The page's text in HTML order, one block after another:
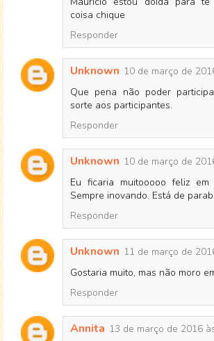
coisa chique
Responder
Unknown 10 de março de
Que pena não poder
sorte aos participantes.
Responder
Unknown 10 de março de
Eu ficaria muitooooo feliz
Sempre inovando. Está de
Responder
Unknown 11 de março de
Gostaria muito, mas não moro
Responder
Annita 13 de março de 2016